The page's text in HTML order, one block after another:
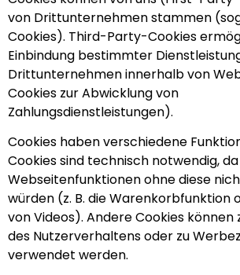
von Drittunternehmen stammen
Cookies). Third-Party-Cookies
Einbindung bestimmter
Drittunternehmen innerhalb von
Cookies zur Abwicklung von
Zahlungsdienstleistungen).
Cookies haben verschiedene
Cookies sind technisch notwendig,
Webseitenfunktionen ohne diese
würden (z. B. die Warenkorbfunktion
von Videos). Andere Cookies können
des Nutzerverhaltens oder zu
verwendet werden.